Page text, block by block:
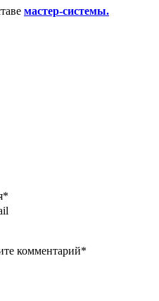
мастер-системы.
комментарий*